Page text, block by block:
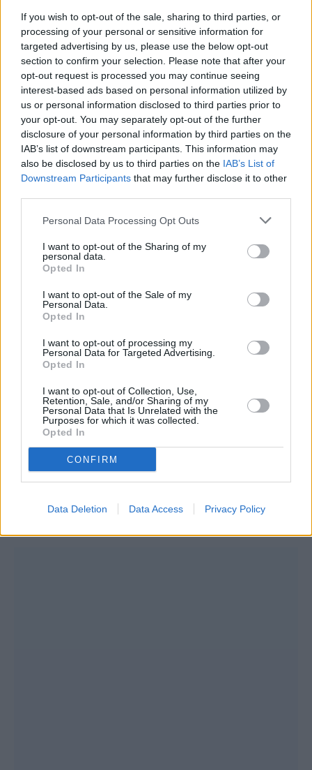
If you wish to opt-out of the sale, sharing to third parties, or
processing of your personal or sensitive information for
targeted advertising by us, please use the below opt-out
section to confirm your selection. Please note that after your
opt-out request is processed you may continue seeing
interest-based ads based on personal information utilized by
us or personal information disclosed to third parties prior to
your opt-out. You may separately opt-out of the further
disclosure of your personal information by third parties on the
IAB’s list of downstream participants. This information may
also be disclosed by us to third parties on the IAB’s List of
Downstream Participants that may further disclose it to other
Personal Data Processing Opt Outs
I want to opt-out of the Sharing of my
personal data.
Opted In
I want to opt-out of the Sale of my
Personal Data.
Opted In
I want to opt-out of processing my
Personal Data for Targeted Advertising.
Opted In
I want to opt-out of Collection, Use,
Retention, Sale, and/or Sharing of my
Personal Data that Is Unrelated with the
Purposes for which it was collected.
Opted In
CONFIRM
Data Deletion Data Access Privacy Policy
Όπως τόνισε η συγκεκριμένη περιοχή έχει
δώσει ξανά μεγάλα μεγέθη σεισμών καθώς το
1992 και το 2022 είχαν σημειωθεί σεισμοί 5,9
και 5 Ρίχτερ αντίστοιχα.
«Ο χώρος έχει δώσει μεγαλύτερους σεισμούς
στην συγκεκριμένη περιοχή, ο ισχυρότερος
των τελευταίων δεκαετιών έγινε το 1992 με
μέγεθος 5,9 Ρίχτερ στην ίδια περιοχή. Τον
Οκτώβριο του 2022 στην ίδια περιοχή είχε
γίνει άλλος ένας σεισμός μεγέθους 5 Ρίχτερ ο
οποίος είχε δύο μικρούς μετασεισμούς»,